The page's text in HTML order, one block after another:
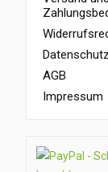
Datenschutz
AGB
Impressum